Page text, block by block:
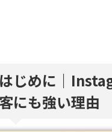
はじめに｜
客にも強い理由